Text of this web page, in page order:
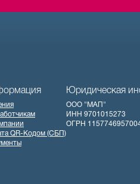
QR-Кодом (СБП)
Юридическая
ООО "МАП"
ИНН 9701015273
ОГРН